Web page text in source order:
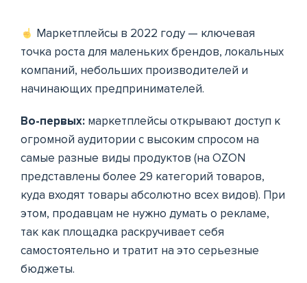
Маркетплейсы в 2022 году — ключевая
точка роста для маленьких брендов, локальных
компаний, небольших производителей и
начинающих предпринимателей.
Во-первых: маркетплейсы открывают доступ к
огромной аудитории с высоким спросом на
самые разные виды продуктов (на OZON
представлены более 29 категорий товаров,
куда входят товары абсолютно всех видов). При
этом, продавцам не нужно думать о рекламе,
так как площадка раскручивает себя
самостоятельно и тратит на это серьезные
бюджеты.